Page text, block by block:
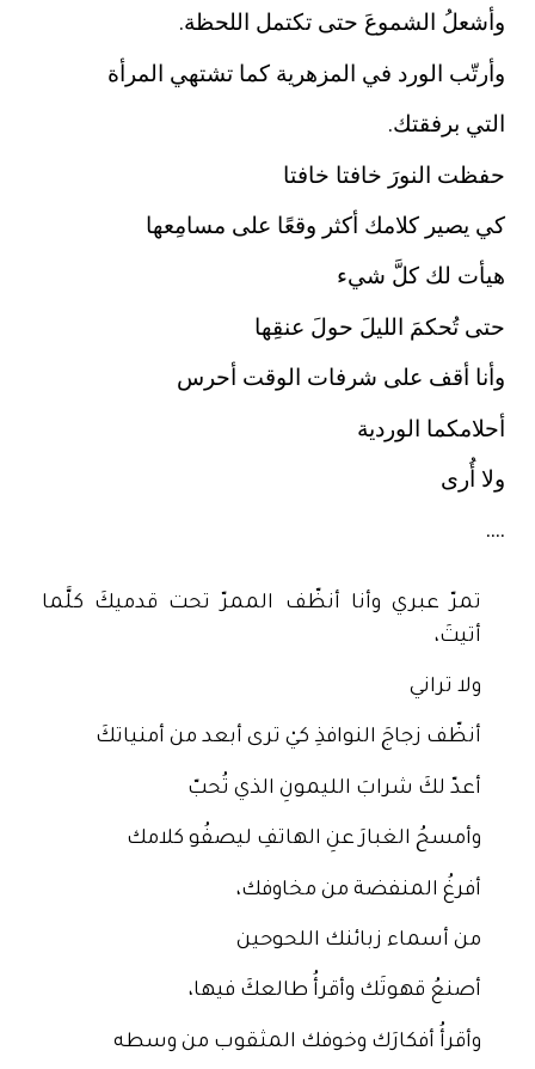
وأشعلُ الشموعَ حتى تكتمل اللحظة.
وأرتّب الورد في المزهرية كما تشتهي المرأة
التي برفقتك.
حفظت النورَ خافتا خافتا
كي يصير كلامك أكثر وقعًا على مسامِعها
هيأت لك كلَّ شيء
حتى تُحكمَ الليلَ حولَ عنقِها
وأنا أقف على شرفات الوقت أحرس
أحلامكما الوردية
ولا أُرى
....
تمرّ عبري وأنا أنظّف الممرّ تحت قدميكَ كلَّما
أتيتَ،
ولا تراني
أنظّف زجاجَ النوافذِ كيْ ترى أبعد من أمنياتكَ
أعدّ لكَ شرابَ الليمونِ الذي تُحبّ
وأمسحُ الغبارَ عنِ الهاتفِ ليصفُو كلامك
أفرغُ المنفضة من مخاوفك،
من أسماء زبائنك اللحوحين
أصنعُ قهوتَك وأقرأُ طالعكَ فيها،
وأقرأُ أفكارَك وخوفك المثقوب من وسطه